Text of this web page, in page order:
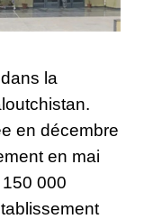
la
en décembre
en mai
000